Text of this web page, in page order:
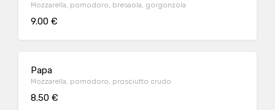
Mozzarella, pomodoro, bresaola, gorgonzola
9.00 €
Papa
Mozzarella, pomodoro, prosciutto crudo
8.50 €